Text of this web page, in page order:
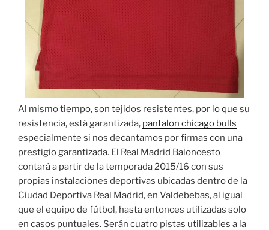
Al mismo tiempo, son tejidos resistentes, por lo que su
resistencia, está garantizada, pantalon chicago bulls
especialmente si nos decantamos por firmas con una
prestigio garantizada. El Real Madrid Baloncesto
contará a partir de la temporada 2015/16 con sus
propias instalaciones deportivas ubicadas dentro de la
Ciudad Deportiva Real Madrid, en Valdebebas, al igual
que el equipo de fútbol, hasta entonces utilizadas solo
en casos puntuales. Serán cuatro pistas utilizables a la